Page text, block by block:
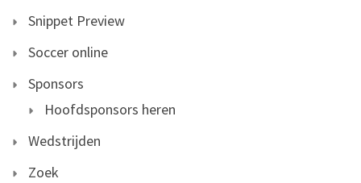
Snippet Preview
Soccer online
Sponsors
Hoofdsponsors heren
Wedstrijden
Zoek